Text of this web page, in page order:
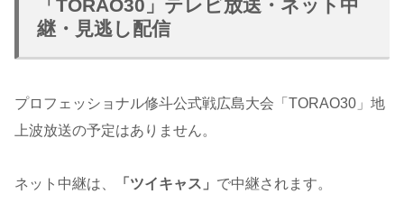
「TORAO30」テレビ放送・ネット中
継・見逃し配信
プロフェッショナル修斗公式戦広島大会「TORAO30」地
上波放送の予定はありません。
ネット中継は、 「ツイキャス」 で中継されます。